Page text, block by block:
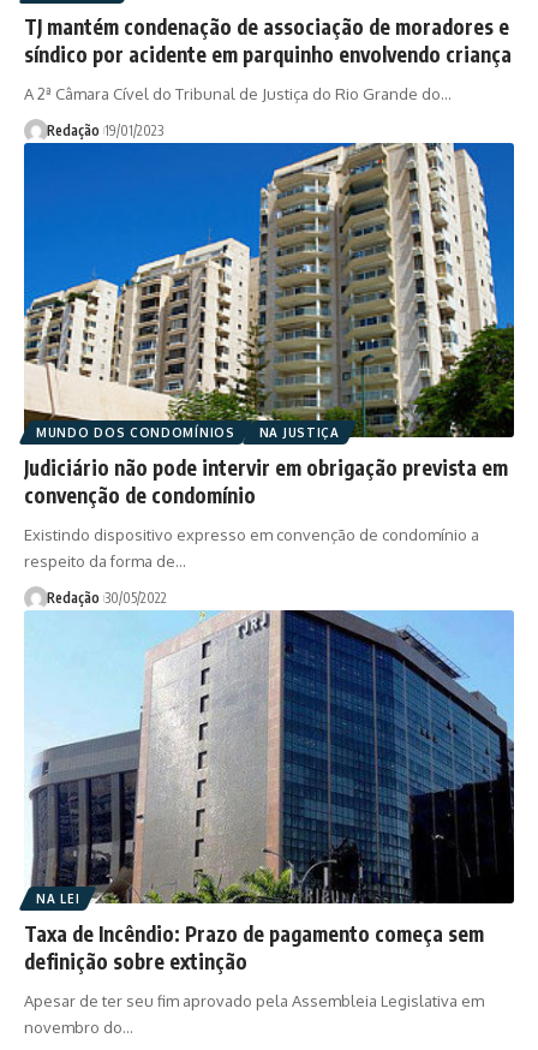
TJ mantém condenação de associação de moradores e
síndico por acidente em parquinho envolvendo criança
A 2ª Câmara Cível do Tribunal de Justiça do Rio Grande do…
Redação 19/01/2023
MUNDO DOS CONDOMÍNIOS NA JUSTIÇA
Judiciário não pode intervir em obrigação prevista em
convenção de condomínio
Existindo dispositivo expresso em convenção de condomínio a
respeito da forma de…
Redação 30/05/2022
NA LEI
Taxa de Incêndio: Prazo de pagamento começa sem
definição sobre extinção
Apesar de ter seu fim aprovado pela Assembleia Legislativa em
novembro do…